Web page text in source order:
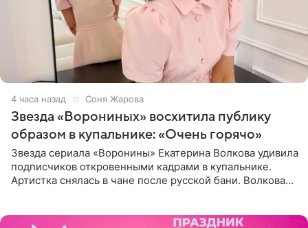
4 часа назад Соня Жарова
Звезда «Ворониных» восхитила публику
образом в купальнике: «Очень горячо»
Звезда сериала «Воронины» Екатерина Волкова удивила
подписчиков откровенными кадрами в купальнике.
Артистка снялась в чане после русской бани. Волкова